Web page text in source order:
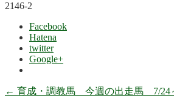
2146-2
Facebook
Hatena
twitter
Google+
← 育成・調教馬 今週の出走馬 7/24